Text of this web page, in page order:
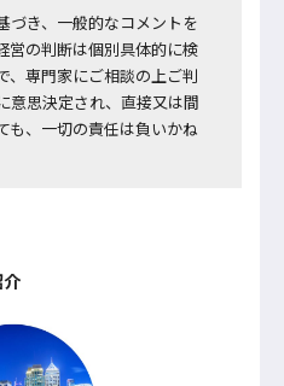
づき、一般的なコメントを
営の判断は個別具体的に検
、専門家にご相談の上ご判
意思決定され、直接又は間
も、一切の責任は負いかね